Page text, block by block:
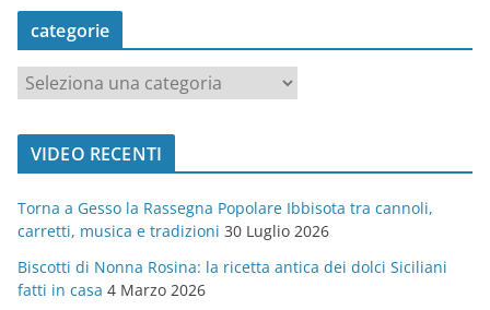
categorie
t
o
r
i
e
VIDEO RECENTI
Torna a Gesso la Rassegna Popolare Ibbisota tra cannoli,
carretti, musica e tradizioni 30 Luglio 2026
Biscotti di Nonna Rosina: la ricetta antica dei dolci Siciliani
fatti in casa 4 Marzo 2026